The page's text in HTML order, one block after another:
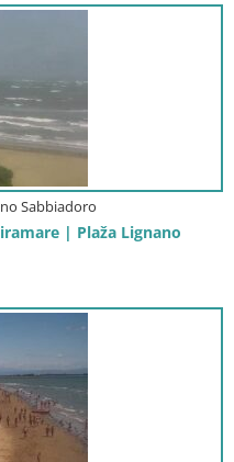
Sabbiadoro
| Plaža Lignano